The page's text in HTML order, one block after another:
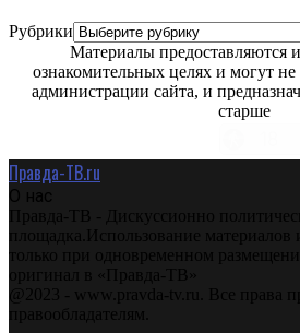
Рубрики
Материалы предоставляются
ознакомительных целях и могут
администрации сайта, и
старше
Правда-ТВ.ru
О нас
Правда-ТВ - Дискуссионно
площадка.Использование материалов
только при одновременном
оригинал в «Правда-ТВ»
@2023 - www.pravda-tv.ru. Все права
правообладателям.